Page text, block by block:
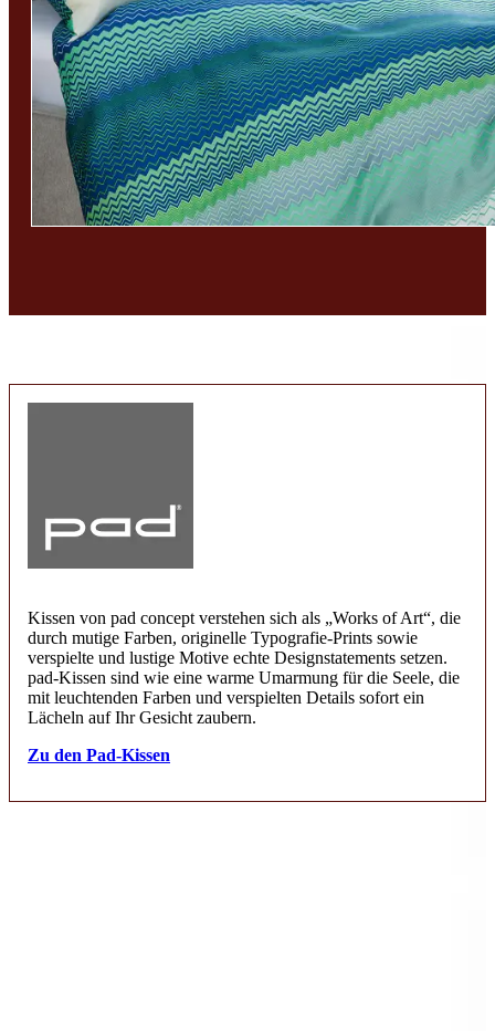
Kissen von pad concept verstehen sich als „Works of Art“, die
durch mutige Farben, originelle Typografie-Prints sowie
verspielte und lustige Motive echte Designstatements setzen.
pad-Kissen sind wie eine warme Umarmung für die Seele, die
mit leuchtenden Farben und verspielten Details sofort ein
Lächeln auf Ihr Gesicht zaubern.
Zu den Pad-Kissen